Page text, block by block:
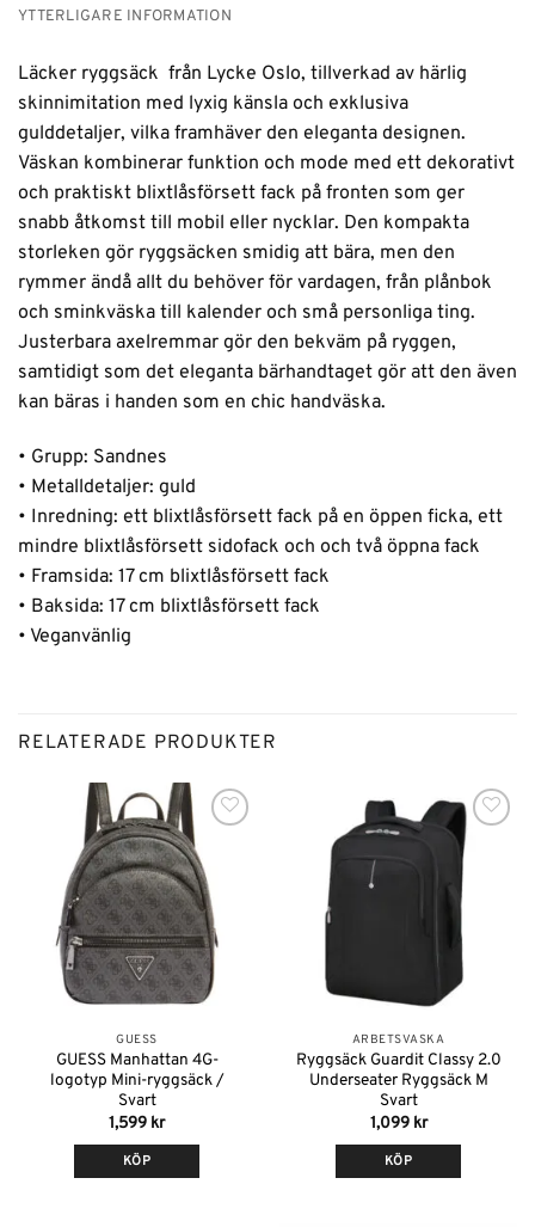
YTTERLIGARE INFORMATION
Läcker ryggsäck från Lycke Oslo, tillverkad av härlig
skinnimitation med lyxig känsla och exklusiva
gulddetaljer, vilka framhäver den eleganta designen.
Väskan kombinerar funktion och mode med ett dekorativt
och praktiskt blixtlåsförsett fack på fronten som ger
snabb åtkomst till mobil eller nycklar. Den kompakta
storleken gör ryggsäcken smidig att bära, men den
rymmer ändå allt du behöver för vardagen, från plånbok
och sminkväska till kalender och små personliga ting.
Justerbara axelremmar gör den bekväm på ryggen,
samtidigt som det eleganta bärhandtaget gör att den även
kan bäras i handen som en chic handväska.
• Grupp: Sandnes
• Metalldetaljer: guld
• Inredning: ett blixtlåsförsett fack på en öppen ficka, ett
mindre blixtlåsförsett sidofack och och två öppna fack
• Framsida: 17 cm blixtlåsförsett fack
• Baksida: 17 cm blixtlåsförsett fack
• Veganvänlig
RELATERADE PRODUKTER
Lägg till i
önskelistan
GUESS
GUESS Manhattan 4G-
logotyp Mini-ryggsäck /
Svart
1,599 kr
KÖP
Lägg till i
önskelistan
ARBETSVÄSKA
Ryggsäck Guardit Classy 2.0
Underseater Ryggsäck M
Svart
1,099 kr
KÖP